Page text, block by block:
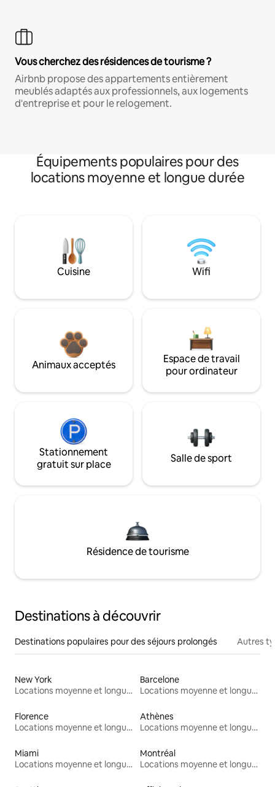
Vous cherchez des résidences de tourisme ?
Airbnb propose des appartements entièrement
meublés adaptés aux professionnels, aux logements
d'entreprise et pour le relogement.
Équipements populaires pour des
locations moyenne et longue durée
Cuisine Wifi
Animaux acceptés
Espace de travail
pour ordinateur
Stationnement
gratuit sur place
Salle de sport
Résidence de tourisme
Destinations à découvrir
Destinations populaires pour des séjours prolongés Autres
New York
Locations moyenne et longue durée
Barcelone
Locations moyenne et longue durée
Florence
Locations moyenne et longue durée
Athènes
Locations moyenne et longue durée
Miami
Locations moyenne et longue durée
Montréal
Locations moyenne et longue durée